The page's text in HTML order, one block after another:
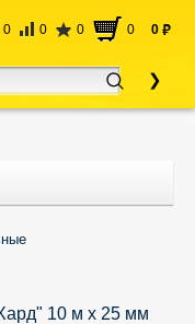
0 0 0 0 0 руб
10 м x 25 мм